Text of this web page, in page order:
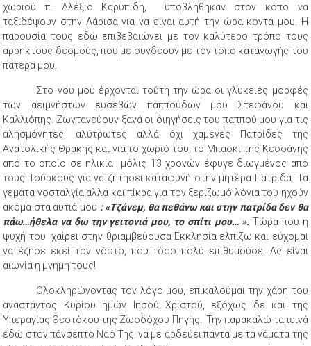
χωριού π. Αλέξιο Καρυπίδη, υποβλήθηκαν στον κόπο να
ταξιδέψουν στην Λάρισα για να είναι αυτή την ώρα κοντά μου. Η
παρουσία τους εδώ επιβεβαιώνει με τον καλύτερο τρόπο τους
άρρηκτους δεσμούς, που με συνδέουν με τον τόπο καταγωγής του
πατέρα μου.
Στο νου μου έρχονται τούτη την ώρα οι γλυκειές μορφές
των αειμνήστων ευσεβών παππούδων μου Στεφάνου και
Καλλιόπης. Ζωντανεύουν ξανά οι διηγήσεις του παππού μου για τις
αλησμόνητες, αλύτρωτες αλλά όχι χαμένες Πατρίδες της
Ανατολικής Θράκης και για το χωριό του, το Μπασκί της Κεσσάνης
από το οποίο σε ηλικία μόλις 13 χρονών έφυγε διωγμένος από
τους Τούρκους για να ζητήσει καταφυγή στην μητέρα Πατρίδα. Τα
γεμάτα νοσταλγία αλλά και πίκρα για τον ξεριζωμό λόγια του ηχούν
ακόμα στα αυτιά μου : «Τζάνεμ, θα πεθάνω και στην πατρίδα δεν θα
πάω…ήθελα να δω την γειτονιά μου, το σπίτι μου… ».Τώρα που η
ψυχή του χαίρει στην θριαμβεύουσα Εκκλησία ελπίζω και εύχομαι
να έζησε εκεί τον νόστο, που τόσο πολύ επιθυμούσε. Ας είναι
αιωνία η μνήμη τους!
Ολοκληρώνοντας τον λόγο μου, επικαλούμαι την χάρη του
αναστάντος Κυρίου ημών Ιησού Χριστού, εξόχως δε και της
Υπεραγίας Θεοτόκου της Ζωοδόχου Πηγής. Την παρακαλώ ταπεινά
εδώ στον πάνσεπτο Ναό Της, να με αρδεύει πάντα με τα νάματα της